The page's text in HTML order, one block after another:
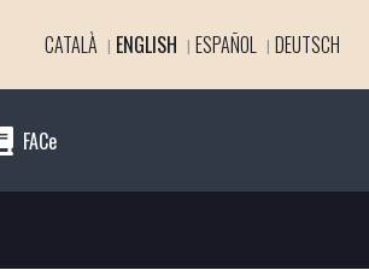
CATALÀ ENGLISH ESPAÑOL DEUTSCH
FACe